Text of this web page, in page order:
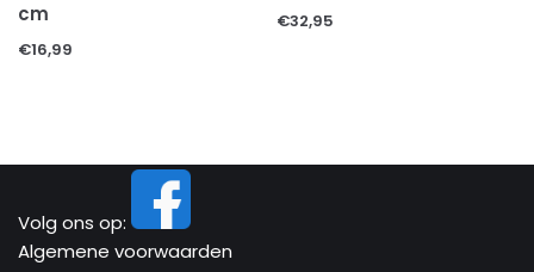
cm
€16,99
€32,95
Volg ons op:
Algemene voorwaarden